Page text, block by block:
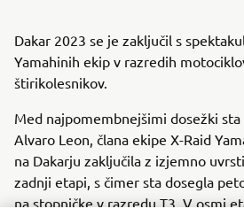
Dakar 2023 se je zaključil s
Yamahinih ekip v razredih
štirikolesnikov.
Med najpomembnejšimi dosežki sta
Alvaro Leon, člana ekipe X-Raid
na Dakarju zaključila z izjemno
zadnji etapi, s čimer sta dosegla
na stopničke v razredu T3. V osmi